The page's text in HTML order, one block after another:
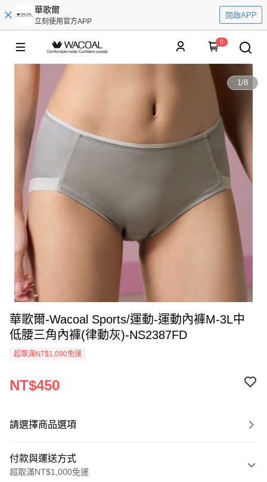
華歌爾
立刻使用官方APP
開啟APP
0
1/8
華歌爾-Wacoal Sports/運動-運動內褲M-3L中
低腰三角內褲(律動灰)-NS2387FD
超取滿NT$1,000免運
NT$450
請選擇商品選項
付款與運送方式
超取滿NT$1,000免運